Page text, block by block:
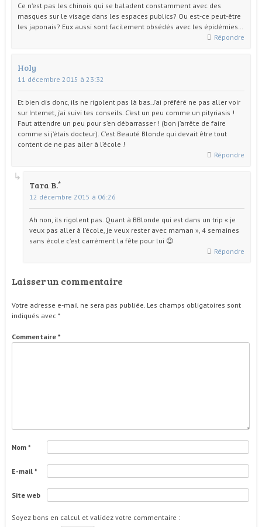
Ce n’est pas les chinois qui se baladent constamment avec des
masques sur le visage dans les espaces publics? Ou est-ce peut-être
les japonais? Eux aussi sont facilement obsédés avec les épidémies…
Répondre
Holy
11 décembre 2015 à 23:32
Et bien dis donc, ils ne rigolent pas là bas. J’ai préféré ne pas aller voir
sur Internet, j’ai suivi tes conseils. C’est un peu comme un pityriasis !
Faut attendre un peu pour s’en débarrasser ! (bon j’arrête de faire
comme si j’étais docteur). C’est Beauté Blonde qui devait être tout
content de ne pas aller à l’école !
Répondre
Tara B.
12 décembre 2015 à 06:26
Ah non, ils rigolent pas. Quant à BBlonde qui est dans un trip « je
veux pas aller à l’école, je veux rester avec maman », 4 semaines
sans école c’est carrément la fête pour lui 😉
Répondre
Laisser un commentaire
Votre adresse e-mail ne sera pas publiée. Les champs obligatoires sont
indiqués avec *
Commentaire *
Nom *
E-mail *
Site web
Soyez bons en calcul et validez votre commentaire :